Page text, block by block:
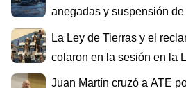
anegadas y suspensión
La Ley de Tierras y el
colaron en la sesión en la
Juan Martín cruzó a ATE